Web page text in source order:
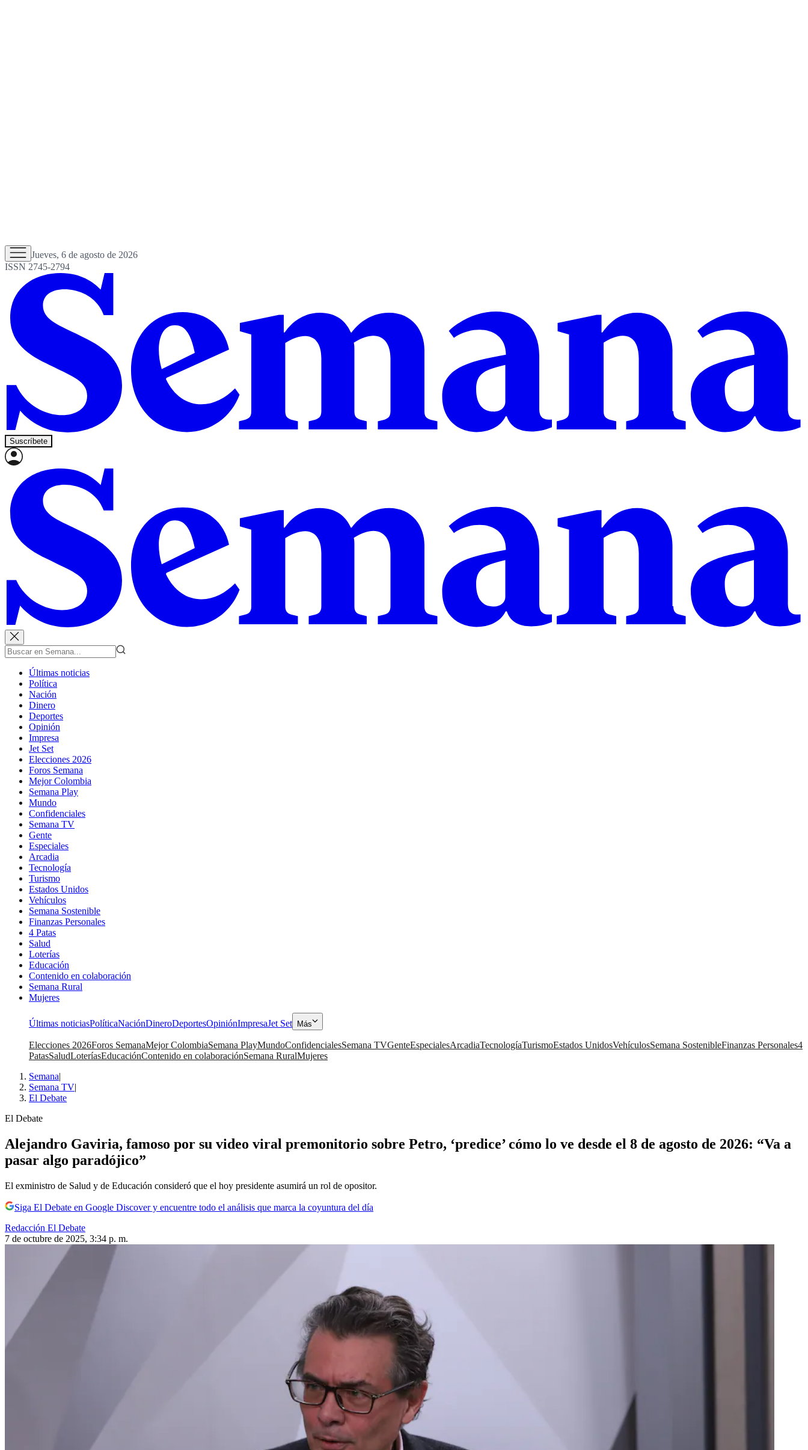
Jueves, 6 de agosto de 2026
ISSN 2745-2794
Suscríbete
Últimas noticias
Política
Nación
Dinero
Deportes
Opinión
Impresa
Jet Set
Elecciones 2026
Foros Semana
Mejor Colombia
Semana Play
Mundo
Confidenciales
Semana TV
Gente
Especiales
Arcadia
Tecnología
Turismo
Estados Unidos
Vehículos
Semana Sostenible
Finanzas Personales
4 Patas
Salud
Loterías
Educación
Contenido en colaboración
Semana Rural
Mujeres
Últimas noticiasPolíticaNaciónDineroDeportesOpiniónImpresaJet Set Más
Elecciones 2026Foros SemanaMejor ColombiaSemana PlayMundoConfidencialesSemana TVGenteEspecialesArcadiaTecnologíaTurismoEstados UnidosVehículosSemana SostenibleFinanzas Personales4
PatasSaludLoteríasEducaciónContenido en colaboraciónSemana RuralMujeres
Semana|
Semana TV|
El Debate
El Debate
Alejandro Gaviria, famoso por su video viral premonitorio sobre Petro, ‘predice’ cómo lo ve desde el 8 de agosto de 2026: “Va a
pasar algo paradójico”
El exministro de Salud y de Educación consideró que el hoy presidente asumirá un rol de opositor.
Siga El Debate en Google Discover y encuentre todo el análisis que marca la coyuntura del día
Redacción El Debate
7 de octubre de 2025, 3:34 p. m.